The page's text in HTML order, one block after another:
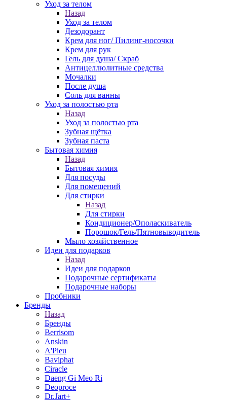
Уход за телом
Назад
Уход за телом
Дезодорант
Крем для ног/ Пилинг-носочки
Крем для рук
Гель для душа/ Скраб
Антицеллюлитные средства
Мочалки
После душа
Соль для ванны
Уход за полостью рта
Назад
Уход за полостью рта
Зубная щётка
Зубная паста
Бытовая химия
Назад
Бытовая химия
Для посуды
Для помещений
Для стирки
Назад
Для стирки
Кондиционер/Ополаскиватель
Порошок/Гель/Пятновыводитель
Мыло хозяйственное
Идеи для подарков
Назад
Идеи для подарков
Подарочные сертификаты
Подарочные наборы
Пробники
Бренды
Назад
Бренды
Berrisom
Anskin
A'Pieu
Baviphat
Ciracle
Daeng Gi Meo Ri
Deoproce
Dr.Jart+